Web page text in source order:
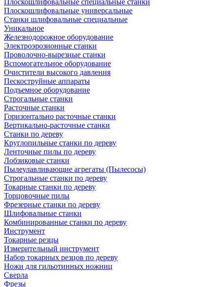
Плоскошлифовальные специальные станки
Плоскошлифовальные универсальные
Станки шлифовальные специальные
Уникальное
Железнодорожное оборудование
Электроэрозионные станки
Проволочно-вырезные станки
Вспомогательное оборудование
Очистители высокого давления
Пескоструйные аппараты
Подъемное оборудование
Строгальные станки
Расточные станки
Горизонтально расточные станки
Вертикально-расточные станки
Станки по дереву
Круглопильные станки по дереву
Ленточные пилы по дереву
Лобзиковые станки
Пылеулавливающие агрегаты (Пылесосы)
Строгальные станки по дереву
Токарные станки по дереву
Торцовочные пилы
Фрезерные станки по дереву
Шлифовальные станки
Комбинированные станки по дереву
Инструмент
Токарные резцы
Измерительный инструмент
Набор токарных резцов по дереву
Ножи для гильотинных ножниц
Сверла
Фрезы